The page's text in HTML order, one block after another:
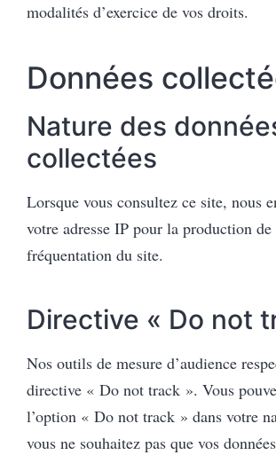
modalités d’exercice de vos droits.
Données
Nature des
collectées
Lorsque vous consultez ce site, nous
votre adresse IP pour la production
fréquentation du site.
Directive « Do not
Nos outils de mesure d’audience
directive « Do not track ». Vous
l’option « Do not track » dans votre
vous ne souhaitez pas que vos